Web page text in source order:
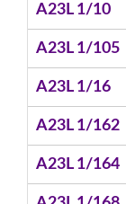
A23L 1/10
A23L 1/105
A23L 1/16
A23L 1/162
A23L 1/164